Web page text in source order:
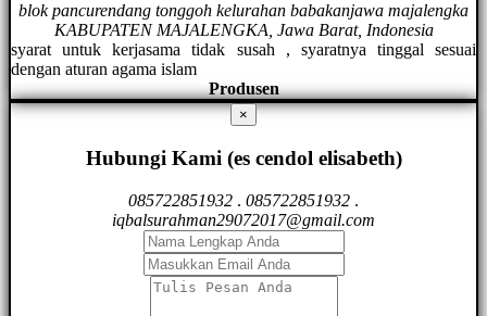
blok pancurendang tonggoh kelurahan babakanjawa majalengka
KABUPATEN MAJALENGKA, Jawa Barat, Indonesia
syarat untuk kerjasama tidak susah , syaratnya tinggal sesuai
dengan aturan agama islam
Produsen
×
Hubungi Kami (es cendol elisabeth)
085722851932 . 085722851932 .
iqbalsurahman29072017@gmail.com